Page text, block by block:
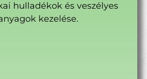
hulladékok és veszélyes
kezelése.